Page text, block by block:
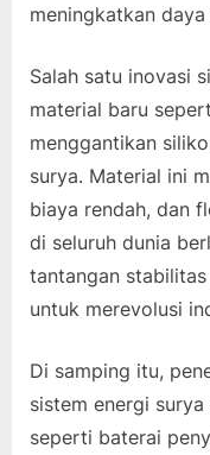
meningkatkan
Salah satu inovasi
material baru
menggantikan
surya. Material ini
biaya rendah, dan
di seluruh dunia
tantangan
untuk merevolusi
Di samping itu,
sistem energi
seperti baterai